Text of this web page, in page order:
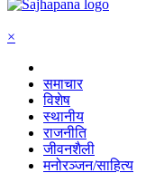
×
समाचार
विशेष
स्थानीय
राजनीति
जीवनशैली
मनोरञ्जन/साहित्य